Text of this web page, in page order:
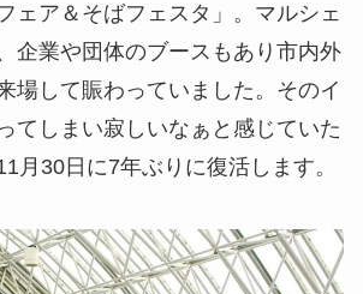
ェア＆そばフェスタ」。マルシェ
企業や団体のブースもあり市内外
場して賑わっていました。そのイ
てしまい寂しいなぁと感じていた
月30日に7年ぶりに復活します。